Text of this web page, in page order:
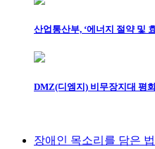
산업통산부, ‘에너지 절약 및
DMZ(디엠지) 비무장지대 평
장애인 목소리를 담은